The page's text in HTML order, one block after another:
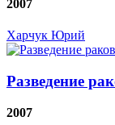
2007
Харчук Юрий
Разведение
2007